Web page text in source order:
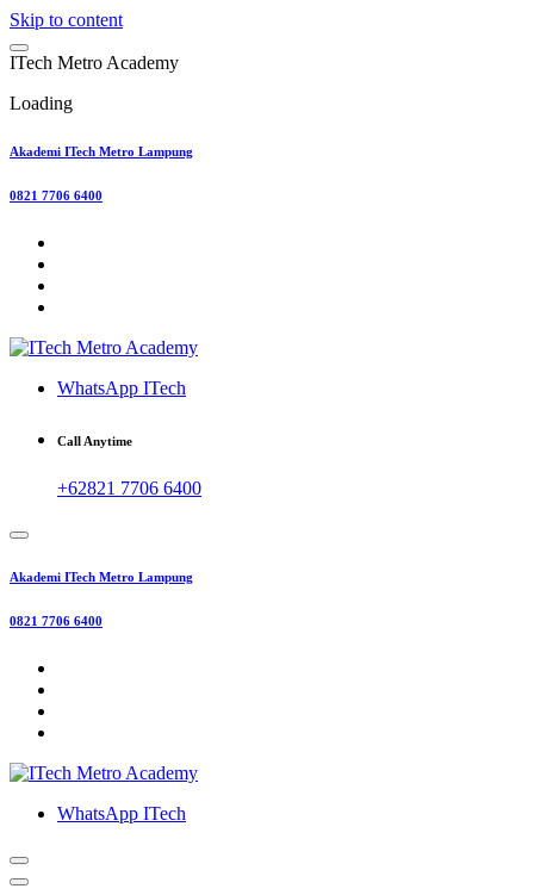
Skip to content
ITech Metro Academy
Loading
Akademi ITech Metro Lampung
0821 7706 6400
WhatsApp ITech
Call Anytime
+62821 7706 6400
Akademi ITech Metro Lampung
0821 7706 6400
WhatsApp ITech